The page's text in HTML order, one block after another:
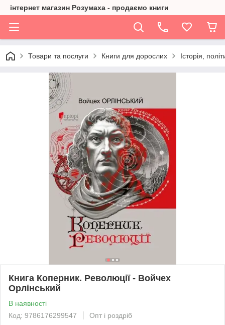
інтернет магазин Розумаха - продаємо книги
Товари та послуги Книги для дорослих Історія,
Книга Коперник. Революції - Войчех
Орлінський
В наявності
Код: 9786176299547
Опт і роздріб